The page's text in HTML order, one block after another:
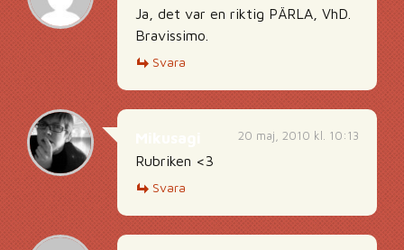
Ja, det var en riktig PÄRLA, VhD.
Bravissimo.
Svara
20 maj, 2010 kl. 10:13
Rubriken <3
Svara